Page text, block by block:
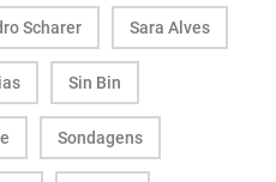
Scharer Sara Alves
Sin Bin
Sondagens